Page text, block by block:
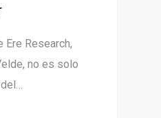
Ere Research,
no es solo